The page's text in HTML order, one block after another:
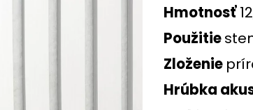
Hmotnosť
Použitie
Zloženie
Hrúbka